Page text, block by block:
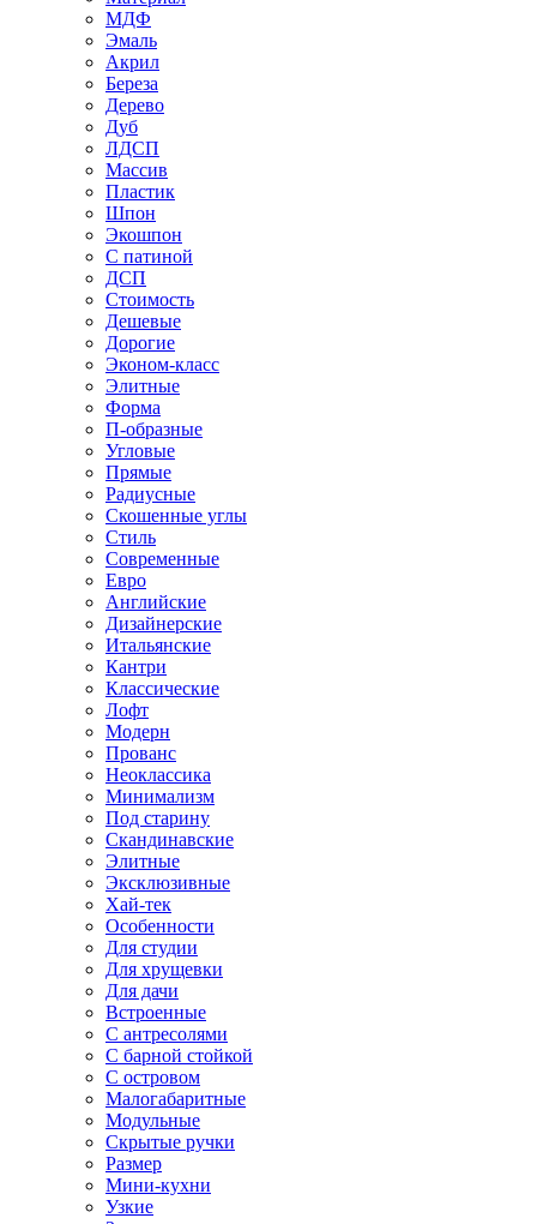
МДФ
Эмаль
Акрил
Береза
Дерево
Дуб
ЛДСП
Массив
Пластик
Шпон
Экошпон
С патиной
ДСП
Стоимость
Дешевые
Дорогие
Эконом-класс
Элитные
Форма
П-образные
Угловые
Прямые
Радиусные
Скошенные углы
Стиль
Современные
Евро
Английские
Дизайнерские
Итальянские
Кантри
Классические
Лофт
Модерн
Прованс
Неоклассика
Минимализм
Под старину
Скандинавские
Элитные
Эксклюзивные
Хай-тек
Особенности
Для студии
Для хрущевки
Для дачи
Встроенные
С антресолями
С барной стойкой
С островом
Малогабаритные
Модульные
Скрытые ручки
Размер
Мини-кухни
Узкие